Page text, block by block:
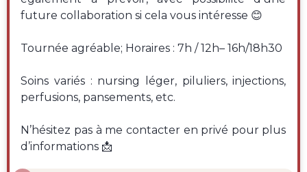
future collaboration si cela vous intéresse 😊
Tournée agréable; Horaires : 7h / 12h– 16h/18h30
Soins variés : nursing léger, piluliers, injections,
perfusions, pansements, etc.
N’hésitez pas à me contacter en privé pour plus
d’informations 📩